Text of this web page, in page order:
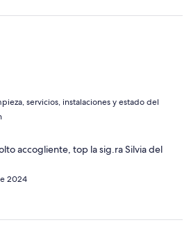
servicios, instalaciones y estado del
accogliente, top la sig.ra Silvia del
2024